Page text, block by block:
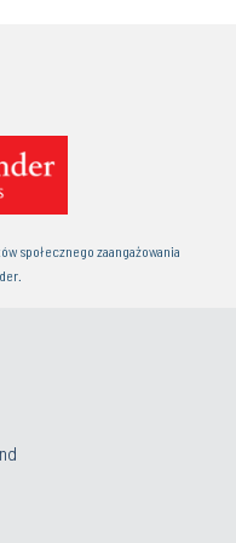
społecznego zaangażowania